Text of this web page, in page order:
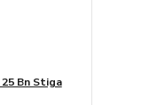
Bn Stiga